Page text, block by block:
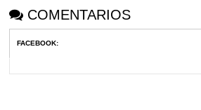
COMENTARIOS
FACEBOOK: